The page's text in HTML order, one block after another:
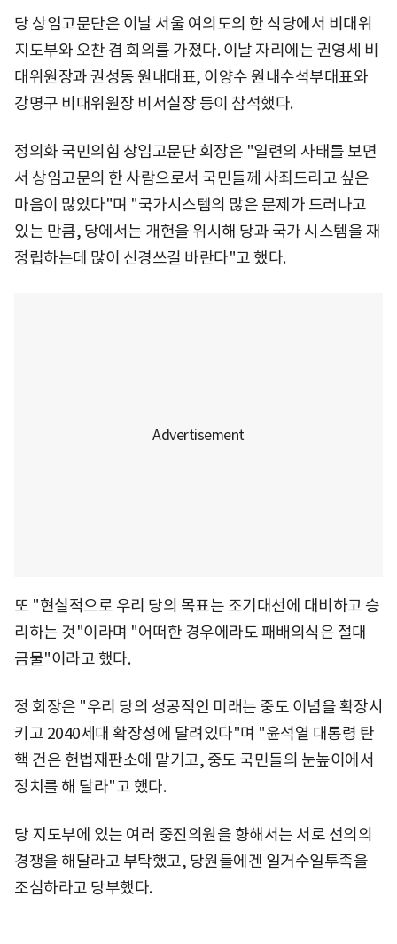
당 상임고문단은 이날 서울 여의도의 한 식당에서 비대위
지도부와 오찬 겸 회의를 가졌다. 이날 자리에는 권영세 비
대위원장과 권성동 원내대표, 이양수 원내수석부대표와
강명구 비대위원장 비서실장 등이 참석했다.
정의화 국민의힘 상임고문단 회장은 "일련의 사태를 보면
서 상임고문의 한 사람으로서 국민들께 사죄드리고 싶은
마음이 많았다"며 "국가시스템의 많은 문제가 드러나고
있는 만큼, 당에서는 개헌을 위시해 당과 국가 시스템을 재
정립하는데 많이 신경쓰길 바란다"고 했다.
또 "현실적으로 우리 당의 목표는 조기대선에 대비하고 승
리하는 것"이라며 "어떠한 경우에라도 패배의식은 절대
금물"이라고 했다.
정 회장은 "우리 당의 성공적인 미래는 중도 이념을 확장시
키고 2040세대 확장성에 달려있다"며 "윤석열 대통령 탄
핵 건은 헌법재판소에 맡기고, 중도 국민들의 눈높이에서
정치를 해 달라"고 했다.
당 지도부에 있는 여러 중진의원을 향해서는 서로 선의의
경쟁을 해달라고 부탁했고, 당원들에겐 일거수일투족을
조심하라고 당부했다.